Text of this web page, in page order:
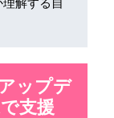
ップデ
支援